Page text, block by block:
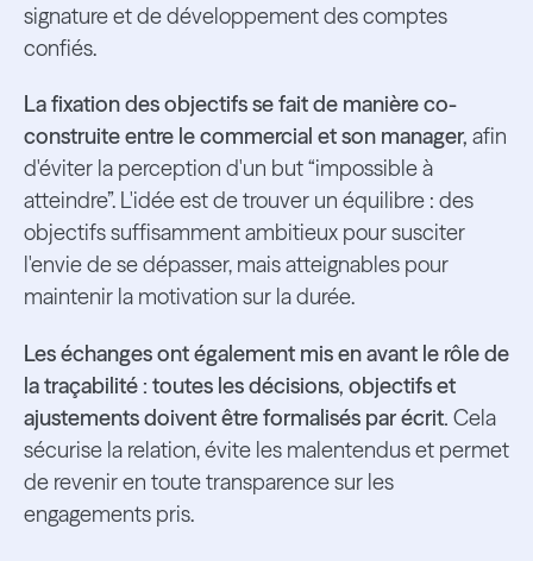
signature et de développement des comptes
confiés.
La fixation des objectifs se fait de manière co-
construite entre le commercial et son manager, afin
d'éviter la perception d'un but “impossible à
atteindre”. L'idée est de trouver un équilibre : des
objectifs suffisamment ambitieux pour susciter
l'envie de se dépasser, mais atteignables pour
maintenir la motivation sur la durée.
Les échanges ont également mis en avant le rôle de
la traçabilité : toutes les décisions, objectifs et
ajustements doivent être formalisés par écrit. Cela
sécurise la relation, évite les malentendus et permet
de revenir en toute transparence sur les
engagements pris.